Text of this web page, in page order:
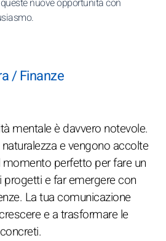
nuove opportunità con
/ Finanze
mentale è davvero notevole.
e vengono accolte
perfetto per fare un
e far emergere con
La tua comunicazione
e a trasformare le